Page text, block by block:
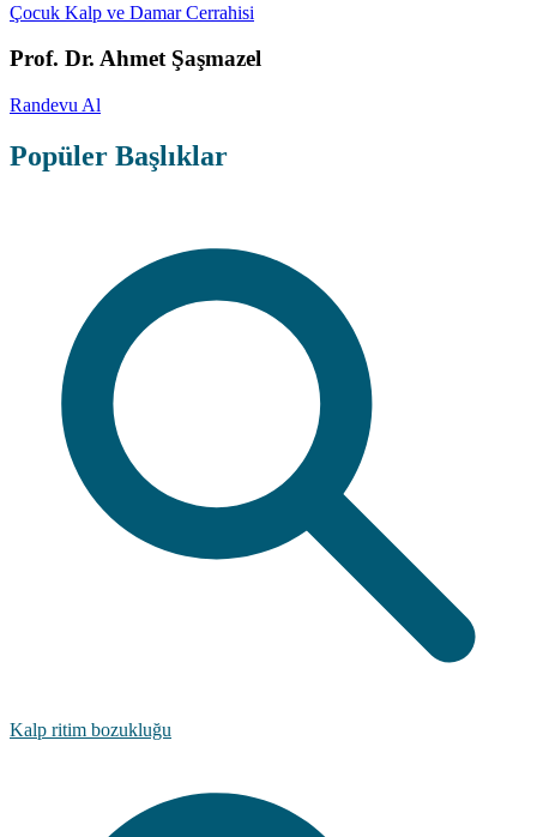
Çocuk Kalp ve Damar Cerrahisi
Prof. Dr. Ahmet Şaşmazel
Randevu Al
Popüler Başlıklar
Kalp ritim bozukluğu